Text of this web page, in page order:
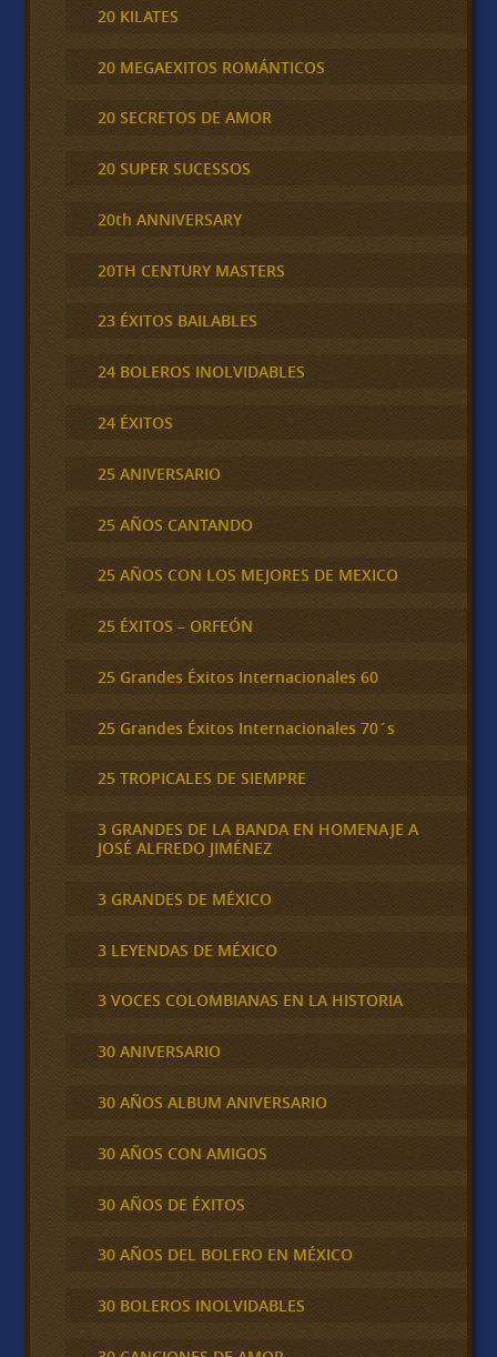
20 KILATES
20 MEGAEXITOS ROMÁNTICOS
20 SECRETOS DE AMOR
20 SUPER SUCESSOS
20th ANNIVERSARY
20TH CENTURY MASTERS
23 ÉXITOS BAILABLES
24 BOLEROS INOLVIDABLES
24 ÉXITOS
25 ANIVERSARIO
25 AÑOS CANTANDO
25 AÑOS CON LOS MEJORES DE MEXICO
25 ÉXITOS – ORFEÓN
25 Grandes Éxitos Internacionales 60
25 Grandes Éxitos Internacionales 70´s
25 TROPICALES DE SIEMPRE
3 GRANDES DE LA BANDA EN HOMENAJE A
JOSÉ ALFREDO JIMÉNEZ
3 GRANDES DE MÉXICO
3 LEYENDAS DE MÉXICO
3 VOCES COLOMBIANAS EN LA HISTORIA
30 ANIVERSARIO
30 AÑOS ALBUM ANIVERSARIO
30 AÑOS CON AMIGOS
30 AÑOS DE ÉXITOS
30 AÑOS DEL BOLERO EN MÉXICO
30 BOLEROS INOLVIDABLES